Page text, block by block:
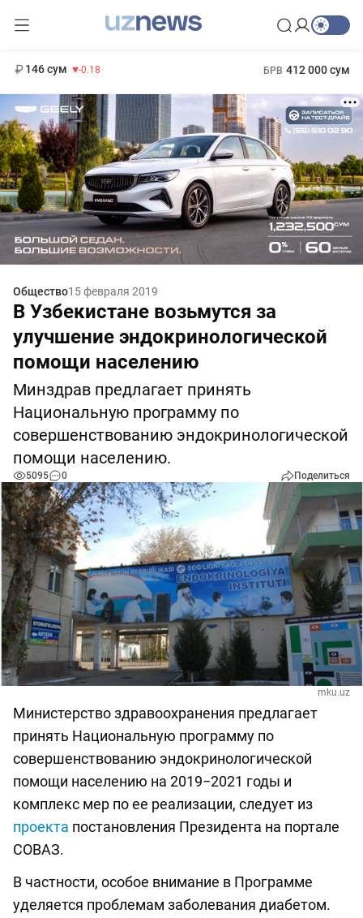
146 сум -0.18 БРВ 412 000 сум
Общество15 февраля 2019
В Узбекистане возьмутся за
улучшение эндокринологической
помощи населению
Минздрав предлагает принять
Национальную программу по
совершенствованию эндокринологической
помощи населению.
5095 0 Поделиться
mku.uz
Министерство здравоохранения предлагает
принять Национальную программу по
совершенствованию эндокринологической
помощи населению на 2019−2021 годы и
комплекс мер по ее реализации, следует из
проекта постановления Президента на портале
СОВАЗ.
В частности, особое внимание в Программе
уделяется проблемам заболевания диабетом.